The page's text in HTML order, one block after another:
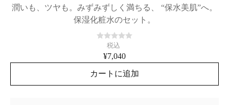
潤いも、ツヤも。みずみずしく満ちる、 “保水美肌”へ。
保湿化粧水のセット。
税込
¥7,040
カートに追加